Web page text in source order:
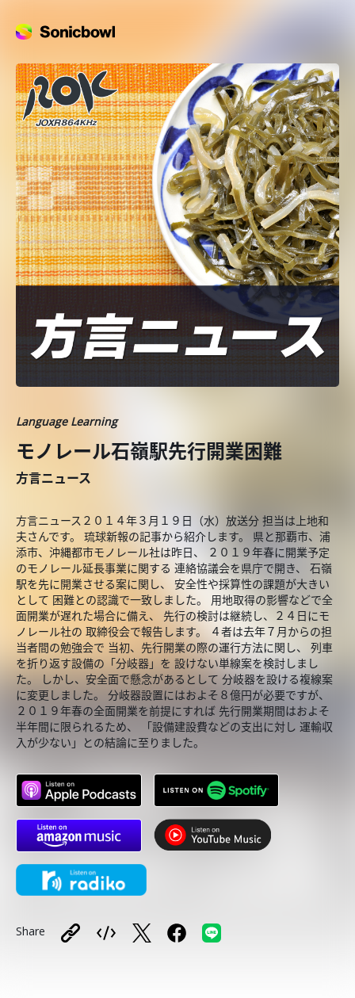
Language Learning
モノレール石嶺駅先行開業困難
方言ニュース
方言ニュース２０１４年３月１９日（水）放送分 担当は上地和
夫さんです。 琉球新報の記事から紹介します。 県と那覇市、浦
添市、沖縄都市モノレール社は昨日、 ２０１９年春に開業予定
のモノレール延長事業に関する 連絡協議会を県庁で開き、 石嶺
駅を先に開業させる案に関し、 安全性や採算性の課題が大きい
として 困難との認識で一致しました。 用地取得の影響などで全
面開業が遅れた場合に備え、 先行の検討は継続し、２４日にモ
ノレール社の 取締役会で報告します。 ４者は去年７月からの担
当者間の勉強会で 当初、先行開業の際の運行方法に関し、 列車
を折り返す設備の「分岐器」を 設けない単線案を検討しまし
た。 しかし、安全面で懸念があるとして 分岐器を設ける複線案
に変更しました。 分岐器設置にはおよそ８億円が必要ですが、
２０１９年春の全面開業を前提にすれば 先行開業期間はおよそ
半年間に限られるため、 「設備建設費などの支出に対し 運輸収
入が少ない」との結論に至りました。
Share